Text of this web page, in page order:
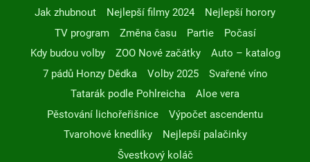
Jak zhubnout Nejlepší filmy 2024
Nejlepší horory
TV program
Změna času Partie
Počasí
Kdy budou volby
ZOO Nové začátky
Auto – katalog
7 pádů Honzy Dědka
Volby 2025
Svařené víno
Tatarák podle Pohlreicha
Aloe vera
Pěstování lichořeřišnice
Výpočet ascendentu
Tvarohové knedlíky
Nejlepší palačinky
Švestkový koláč